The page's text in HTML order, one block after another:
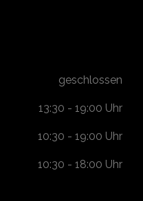
geschlossen
13:30 - 19:00 Uhr
10:30 - 19:00 Uhr
10:30 - 18:00 Uhr